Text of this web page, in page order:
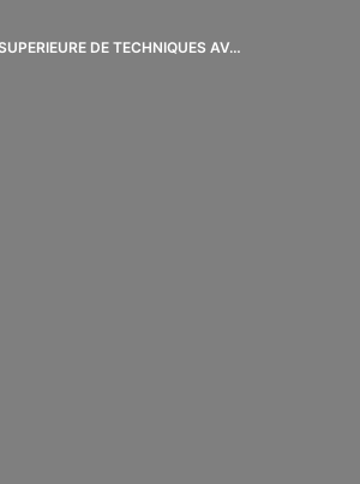
ECOLE NATIONALE SUPERIEURE DE TECHNIQUES AVANCEES